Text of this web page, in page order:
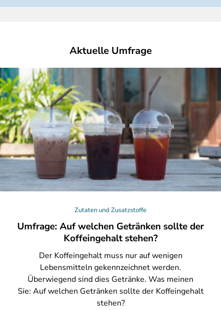
Aktuelle Umfrage
Zutaten und Zusatzstoffe
Umfrage: Auf welchen Getränken sollte der
Koffeingehalt stehen?
DerKoffeingehalt muss nur auf wenigen
Lebensmitteln gekennzeichnet werden.
Überwiegend sind dies Getränke. Was meinen
Sie: Auf welchen Getränken sollte der Koffeingehalt
stehen?